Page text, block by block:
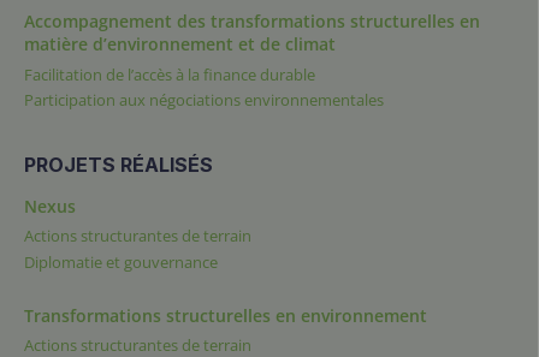
Accompagnement des transformations structurelles en
matière d’environnement et de climat
Facilitation de l’accès à la finance durable
Participation aux négociations environnementales
PROJETS RÉALISÉS
Nexus
Actions structurantes de terrain
Diplomatie et gouvernance
Transformations structurelles en environnement
Actions structurantes de terrain